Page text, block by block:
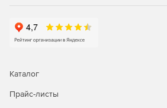
Каталог
Прайс-листы